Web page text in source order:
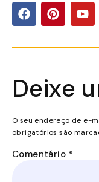
Deixe
O seu endereço de e-
obrigatórios são
Comentário *